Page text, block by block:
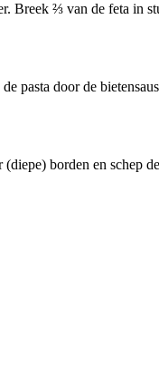
Breek ⅔ van de feta in
pasta door de
borden en schep